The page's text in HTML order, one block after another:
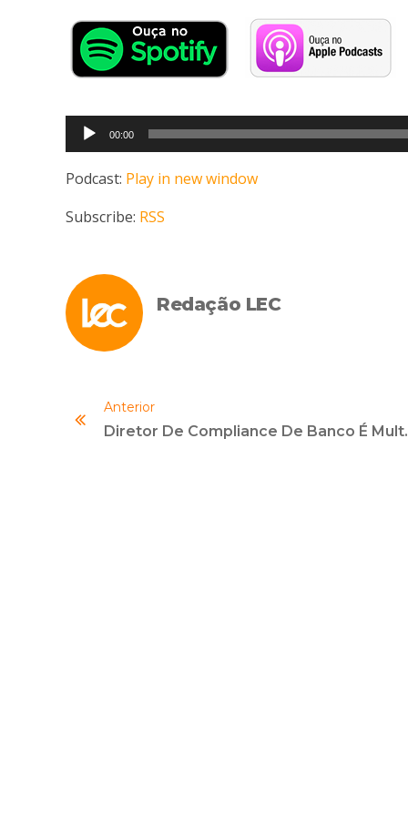
Tocador
de
áudio
00:00
Podcast: Play in new window
Subscribe: RSS
Redação LEC
Anterior
Diretor De